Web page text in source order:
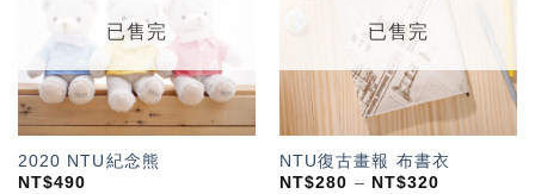
已售完
2020 NTU紀念熊
NT$490
已售完
NTU復古畫報 布書衣
NT$280 – NT$320